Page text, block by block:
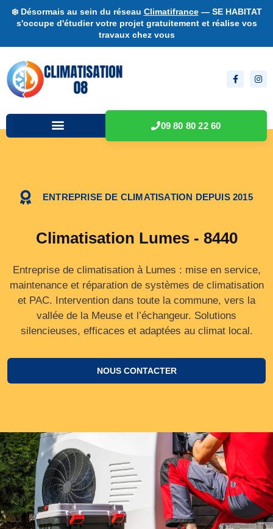
❄️ Désormais au sein du réseau Climatifrance— SE HABITAT
s'occupe d'étudier votre projet gratuitement et réalise vos
travaux chez vous
09 80 80 22 60
ENTREPRISE DE CLIMATISATION DEPUIS 2015
Climatisation Lumes - 8440
Entreprise de climatisation à Lumes : mise en service,
maintenance et réparation de systèmes de climatisation
et PAC. Intervention dans toute la commune, vers la
vallée de la Meuse et l’échangeur. Solutions
silencieuses, efficaces et adaptées au climat local.
NOUS CONTACTER